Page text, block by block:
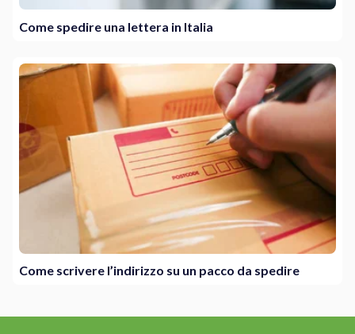
Come spedire una lettera in Italia
Come scrivere l’indirizzo su un pacco da spedire